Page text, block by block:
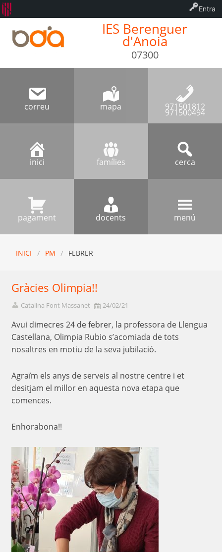
IES Berenguer
d'Anoia
07300
correu mapa 971501812
971500494
inici famílies cerca
pagament docents menú
INICI PM FEBRER
Gràcies Olimpia!!
Catalina Font Massanet 24/02/21
Avui dimecres 24 de febrer, la professora de Llengua
Castellana, Olimpia Rubio s’acomiada de tots
nosaltres en motiu de la seva jubilació.
Agraïm els anys de serveis al nostre centre i et
desitjam el millor en aquesta nova etapa que
comences.
Enhorabona!!
Entra